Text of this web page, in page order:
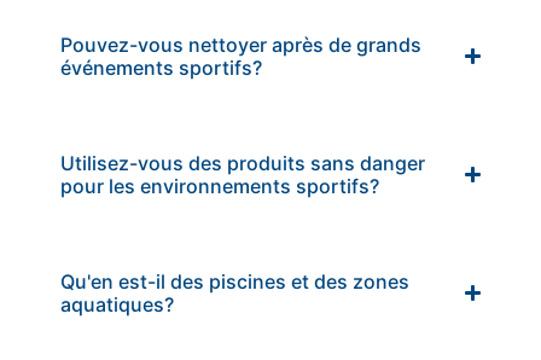
Pouvez-vous nettoyer après de grands
événements sportifs?
Utilisez-vous des produits sans danger
pour les environnements sportifs?
Qu'en est-il des piscines et des zones
aquatiques?